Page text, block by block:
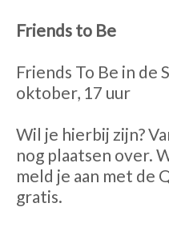
Friends to Be
Friends To Be in
oktober, 17 uur
Wil je hierbij zijn?
nog plaatsen over.
meld je aan met de
gratis.